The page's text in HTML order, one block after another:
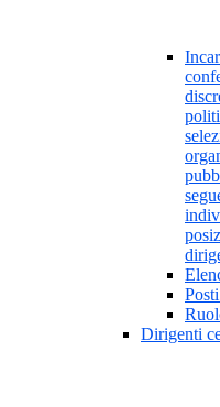
Dirigenti